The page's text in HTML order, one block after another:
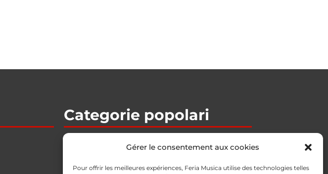
Gérer le consentement aux cookies
Pour offrir les meilleures expériences, Feria Musica utilise des technologies telles
Categorie popolari
Guitarra/ Bajos
Ba­te­rias / Per­cu­sion
Teclados